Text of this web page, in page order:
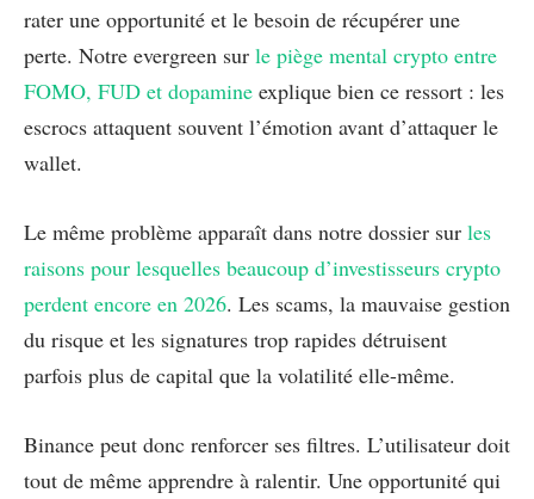
rater une opportunité et le besoin de récupérer une
perte. Notre evergreen sur le piège mental crypto entre
FOMO, FUD et dopamine explique bien ce ressort : les
escrocs attaquent souvent l’émotion avant d’attaquer le
wallet.
Le même problème apparaît dans notre dossier sur les
raisons pour lesquelles beaucoup d’investisseurs crypto
perdent encore en 2026. Les scams, la mauvaise gestion
du risque et les signatures trop rapides détruisent
parfois plus de capital que la volatilité elle-même.
Binance peut donc renforcer ses filtres. L’utilisateur doit
tout de même apprendre à ralentir. Une opportunité qui